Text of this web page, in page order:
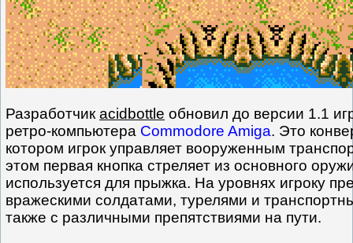
Разработчикacidbottle обновил до версии 1.1
ретро-компьютера Commodore Amiga. Это
котором игрок управляет вооруженным
этом первая кнопка стреляет из основного
используется для прыжка. На уровнях игроку
вражескими солдатами, турелями и
также с различными препятствиями на пути.